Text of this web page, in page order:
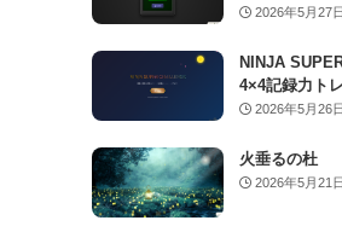
2026年5月27日
NINJA
4×4記録力ト
2026年5月26日
火垂るの杜
2026年5月21日